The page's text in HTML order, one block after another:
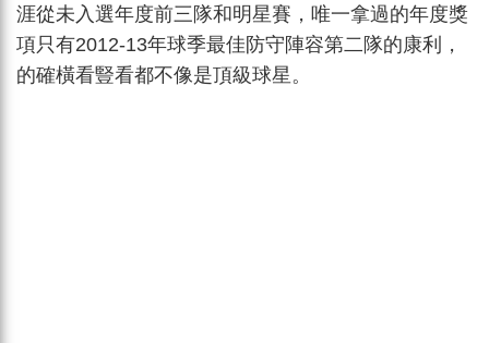
涯從未入選年度前三隊和明星賽，唯一拿過的年度獎
項只有2012-13年球季最佳防守陣容第二隊的康利，
的確橫看豎看都不像是頂級球星。